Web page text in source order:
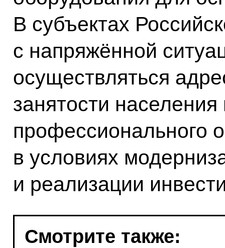
В субъектах
с напряжённой
осуществляться
занятости населения
профессионального
в условиях
и реализации
Смотрите также: